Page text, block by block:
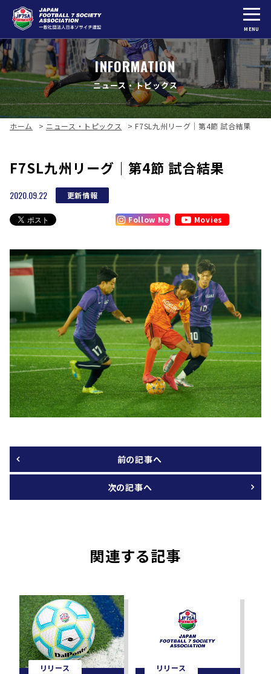
MENU
INFORMATION
ニュース・トピックス
ホーム > ニュース・トピックス >F7SL九州リーグ｜第4節 試合結果
F7SL九州リーグ｜第4節 試合結果
2020.09.22 更新情報
Follow Me Movies
前の記事へ
次の記事へ
関連する記事
リリース
リリース